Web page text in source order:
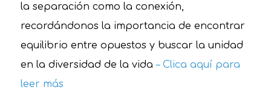
la separación como la conexión,
recordándonos la importancia de encontrar
equilibrio entre opuestos y buscar la unidad
en la diversidad de la vida– Clica aquí para
leer más